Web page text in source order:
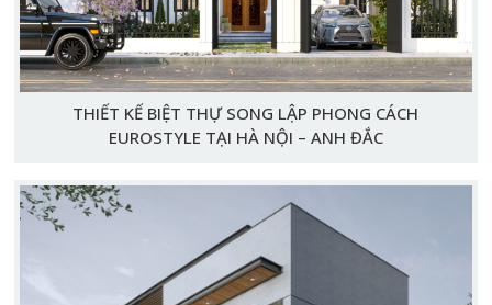
THIẾT KẾ BIỆT THỰ SONG LẬP PHONG CÁCH
EUROSTYLE TẠI HÀ NỘI – ANH ĐẮC